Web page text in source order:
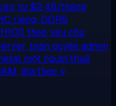
từ $2,48/tháng
riêng, DDR5
theo yêu cầu
toàn quyền admin
một người thuê
đĩa theo ý